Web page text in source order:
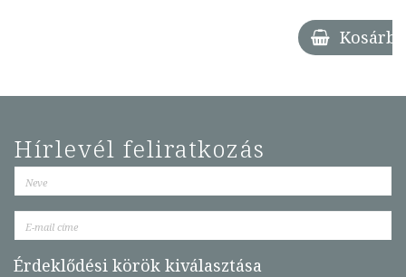
Kosárba
Hírlevél feliratkozás
Érdeklődési körök kiválasztása